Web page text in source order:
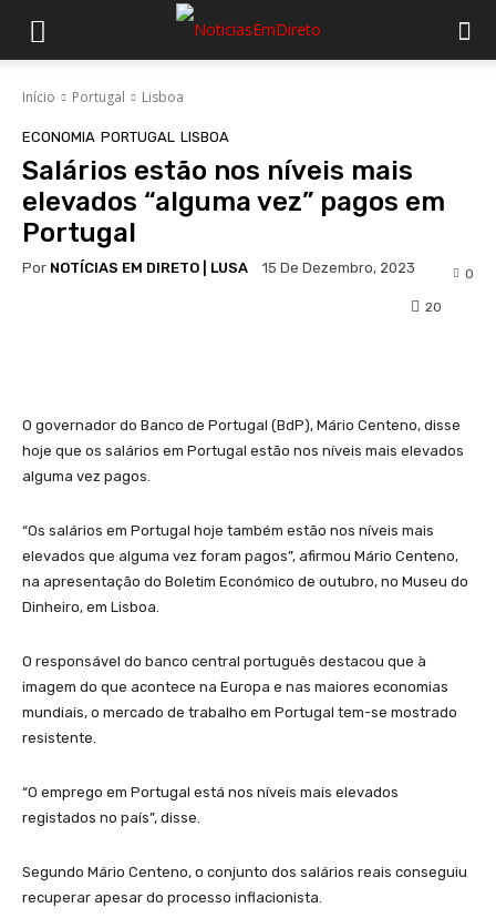
Início Portugal Lisboa
ECONOMIA PORTUGAL LISBOA
Salários estão nos níveis mais
elevados “alguma vez” pagos em
Portugal
Por NOTÍCIAS EM DIRETO | LUSA 15 De Dezembro, 2023 0
20
O governador do Banco de Portugal (BdP), Mário Centeno, disse
hoje que os salários em Portugal estão nos níveis mais elevados
alguma vez pagos.
“Os salários em Portugal hoje também estão nos níveis mais
elevados que alguma vez foram pagos”, afirmou Mário Centeno,
na apresentação do Boletim Económico de outubro, no Museu do
Dinheiro, em Lisboa.
O responsável do banco central português destacou que à
imagem do que acontece na Europa e nas maiores economias
mundiais, o mercado de trabalho em Portugal tem-se mostrado
resistente.
“O emprego em Portugal está nos níveis mais elevados
registados no país”, disse.
Segundo Mário Centeno, o conjunto dos salários reais conseguiu
recuperar apesar do processo inflacionista.